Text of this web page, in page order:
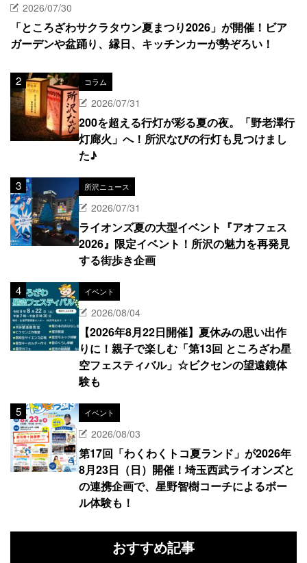
2026/07/30
「ところざわサクラタウン夏まつり2026」が開催！ビア
ガーデンや盆踊り、縁日、キッチンカーが勢ぞろい！
コラム
2026/07/31
200を超える行灯が彩る夏の夜。「野老澤行
灯廊火」へ！所沢なびの行灯も見つけまし
た♪
所沢ニュース
2026/07/31
ライオンズ夏の大型イベント『アオフェス
2026』限定イベント！所沢の魅力を再発見
する街歩き企画
イベント
2026/08/04
【2026年8月22日開催】夏休みの思い出作
りに！親子で楽しむ「第13回 ところざわ星
空フェスティバル」☆ビクセンの望遠鏡体
験も
イベント
2026/08/03
第17回「わくわくトコ夏ランド」が2026年
8月23日（日）開催！埼玉西武ライオンズと
の連携企画で、星野智樹コーチによるボー
ル体験も！
おすすめ記事